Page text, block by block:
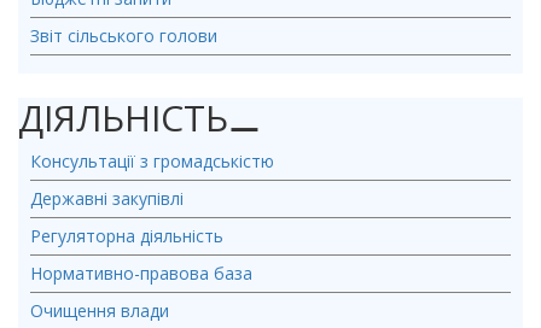
Звіт сільського голови
ДІЯЛЬНІСТЬ⚊
Консультації з громадськістю
Державні закупівлі
Регуляторна діяльність
Нормативно-правова база
Очищення влади